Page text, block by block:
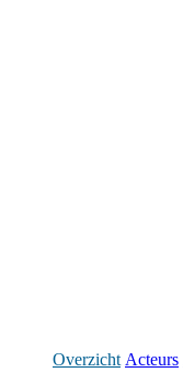
Overzicht Acteurs